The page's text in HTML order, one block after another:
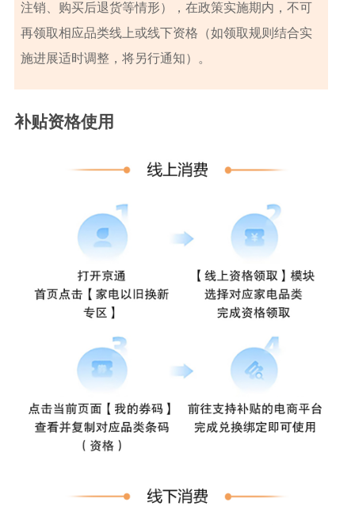
注销、购买后退货等情形），在政策实施期内，不可
再领取相应品类线上或线下资格（如领取规则结合实
施进展适时调整，将另行通知） 。
补贴资格使用